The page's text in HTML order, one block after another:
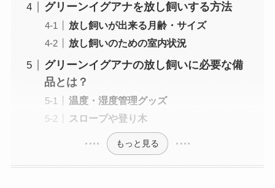
グリーンイグアナを放し飼いする方法
放し飼いが出来る月齢・サイズ
放し飼いのための室内状況
グリーンイグアナの放し飼いに必要な備
品とは？
温度・湿度管理グッズ
スロープや登り木
もっと見る